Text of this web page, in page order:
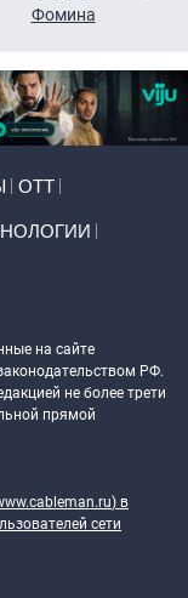
Фомина
ОТТ
на сайте
РФ.
не более трети
прямой
) в
сети